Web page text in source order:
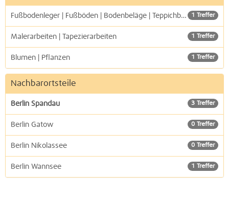
1 Treffer
Fußbodenleger | Fußböden | Bodenbeläge | Teppichböden
1 Treffer
Malerarbeiten | Tapezierarbeiten
1 Treffer
Blumen | Pflanzen
Nachbarortsteile
3 Treffer
Berlin Spandau
0 Treffer
Berlin Gatow
0 Treffer
Berlin Nikolassee
1 Treffer
Berlin Wannsee